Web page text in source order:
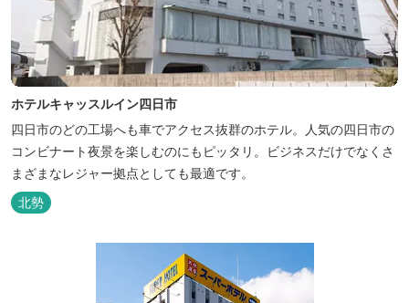
ホテルキャッスルイン四日市
四日市のどの工場へも車でアクセス抜群のホテル。人気の四日市の
コンビナート夜景を楽しむのにもピッタリ。ビジネスだけでなくさ
まざまなレジャー拠点としても最適です。
北勢